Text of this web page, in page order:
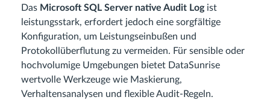
Das Microsoft SQL Server native Audit Logist
leistungsstark, erfordert jedoch eine sorgfältige
Konfiguration, um Leistungseinbußen und
Protokollüberflutung zu vermeiden. Für sensible oder
hochvolumige Umgebungen bietet DataSunrise
wertvolle Werkzeuge wie Maskierung,
Verhaltensanalysen und flexible Audit-Regeln.